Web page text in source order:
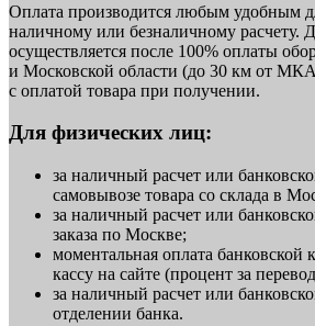
Оплата производится любым удобным
наличному или безналичному расчету.
осуществляется после 100% оплаты
и Московской области (до 30 км от
с оплатой товара при получении.
Для физических лиц:
за наличный расчет или
самовывозе товара со склада в
за наличный расчет или
заказа по Москве;
моментальная оплата банковской
кассу на сайте (процент за
за наличный расчет или
отделении банка.